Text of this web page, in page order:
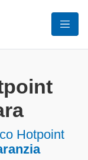
Hotpoint